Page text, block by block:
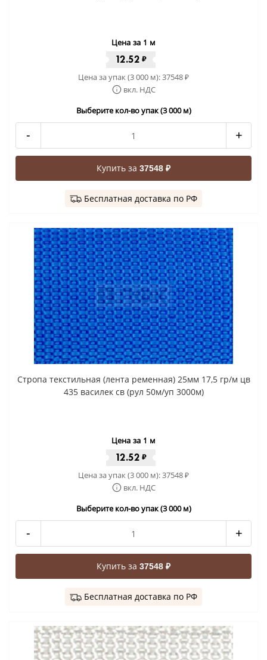
Цена за 1 м
12.52 ₽
Цена за упак (3 000 м):37548₽
вкл. НДС
Выберите кол-во упак (3 000 м)
- +
Купить за 37548 ₽
Бесплатная доставка по РФ
Стропа текстильная (лента ременная) 25мм 17,5 гр/м цв
435 василек св (рул 50м/уп 3000м)
Цена за 1 м
12.52 ₽
Цена за упак (3 000 м):37548₽
вкл. НДС
Выберите кол-во упак (3 000 м)
- +
Купить за 37548 ₽
Бесплатная доставка по РФ